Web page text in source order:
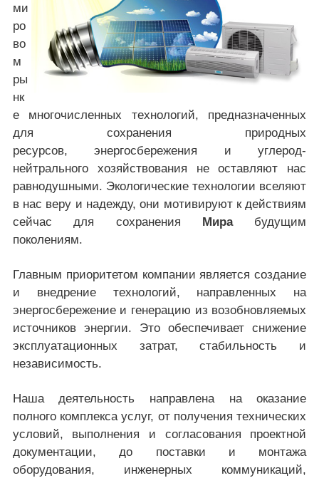
ми
ро
во
м
ры
нк
е многочисленных технологий, предназначенных
для сохранения природных
ресурсов, энергосбережения и углерод-
нейтрального хозяйствования не оставляют нас
равнодушными. Экологические технологии вселяют
в нас веру и надежду, они мотивируют к действиям
сейчас для сохранения Мирабудущим
поколениям.
Главным приоритетом компании является создание
и внедрение технологий, направленных на
энергосбережение и генерацию из возобновляемых
источников энергии. Это обеспечивает снижение
эксплуатационных затрат, стабильность и
независимость.
Наша деятельность направлена на оказание
полного комплекса услуг, от получения технических
условий, выполнения и согласования проектной
документации, до поставки и монтажа
оборудования, инженерных коммуникаций,